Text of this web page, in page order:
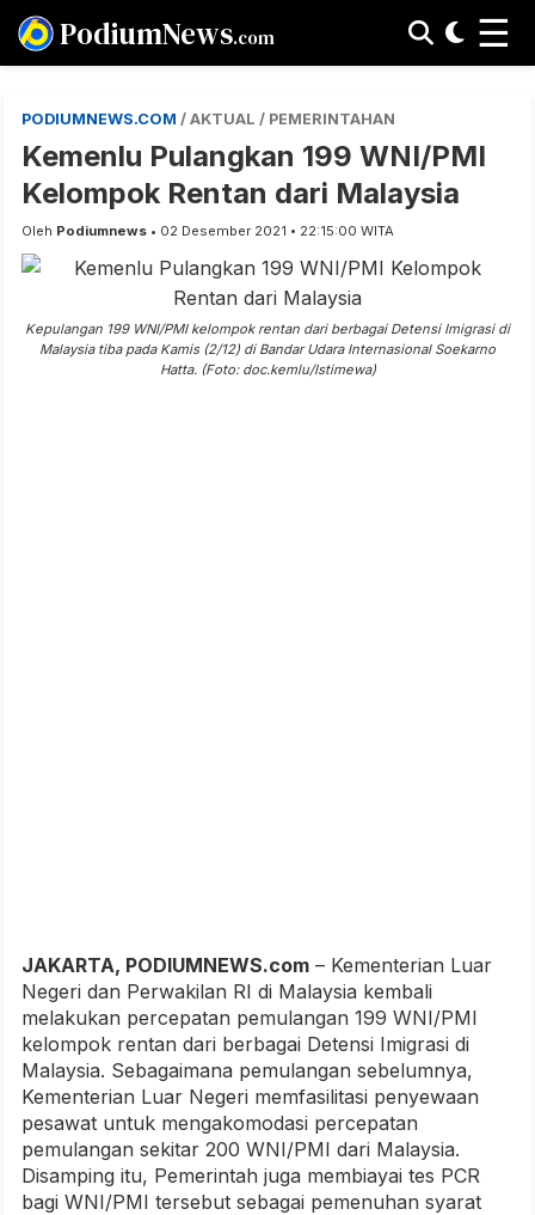
PodiumNews.com ☰
PODIUMNEWS.COM / AKTUAL / PEMERINTAHAN
Kemenlu Pulangkan 199 WNI/PMI
Kelompok Rentan dari Malaysia
Oleh Podiumnews • 02 Desember 2021 • 22:15:00 WITA
Kepulangan 199 WNI/PMI kelompok rentan dari berbagai Detensi Imigrasi di
Malaysia tiba pada Kamis (2/12) di Bandar Udara Internasional Soekarno
Hatta. (Foto: doc.kemlu/Istimewa)
JAKARTA, PODIUMNEWS.com – Kementerian Luar
Negeri dan Perwakilan RI di Malaysia kembali
melakukan percepatan pemulangan 199 WNI/PMI
kelompok rentan dari berbagai Detensi Imigrasi di
Malaysia. Sebagaimana pemulangan sebelumnya,
Kementerian Luar Negeri memfasilitasi penyewaan
pesawat untuk mengakomodasi percepatan
pemulangan sekitar 200 WNI/PMI dari Malaysia.
Disamping itu, Pemerintah juga membiayai tes PCR
bagi WNI/PMI tersebut sebagai pemenuhan syarat